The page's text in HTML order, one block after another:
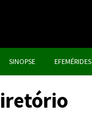
SINOPSE EFEMÉRIDES